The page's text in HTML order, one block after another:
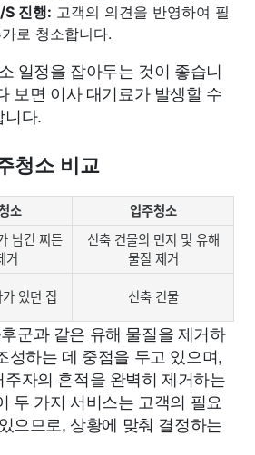
S 진행: 고객의 의견을 반영하여 필
로 청소합니다.
일정을 잡아두는 것이 좋습니
보면 이사 대기료가 발생할 수
니다.
청소 비교
소 입주청소
남긴 찌든
거
신축 건물의 먼지 및 유해
물질 제거
있던 집 신축 건물
군과 같은 유해 물질을 제거하
성하는 데 중점을 두고 있으며,
자의 흔적을 완벽히 제거하는
두 가지 서비스는 고객의 필요
으므로, 상황에 맞춰 결정하는